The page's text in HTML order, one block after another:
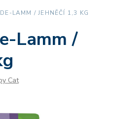
LAMM / JEHNĚČÍ 1,3 KG
Lamm /
Cat